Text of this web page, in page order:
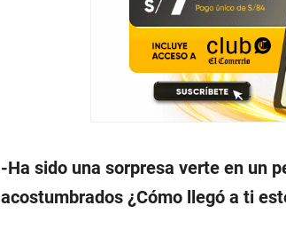
-Ha sido una sorpresa verte en un
acostumbrados ¿Cómo llegó a ti